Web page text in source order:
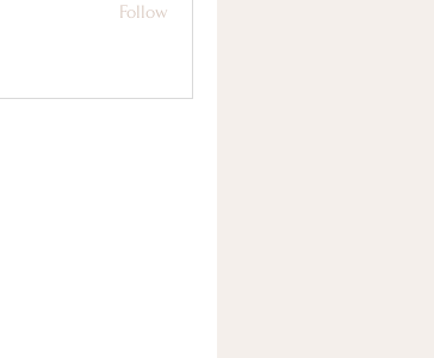
Follow